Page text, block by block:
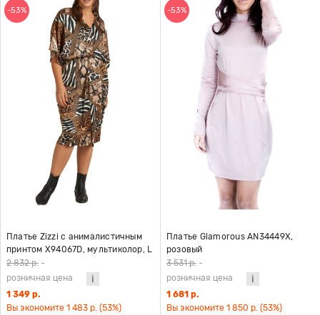
-53%
Платье Zizzi с анималистичным
принтом X94067D, мультиколор, L
2 832 р. -
розничная цена
1 349 р.
Вы экономите 1 483 р. (53%)
-53%
Платье Glamorous AN34449X,
розовый
3 531 р. -
розничная цена
1 681 р.
Вы экономите 1 850 р. (53%)